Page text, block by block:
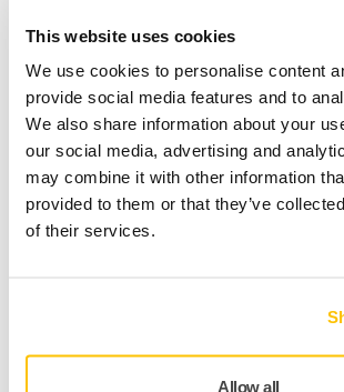
This website uses cookies
We use cookies to personalise content
provide social media features and to
We also share information about your
our social media, advertising and
may combine it with other information
provided to them or that they’ve
of their services.
Allow all
48h-72h selon la destination, et pour
à 5 jours, à compter de la date et
confirmation de commande. Les
du lundi au vendredi sauf les jours
Ceci étant, le délai de livraison e
Puis-je fixer une date de
Vous ne pouvez pas fixer votre propre
livraison, sauf si cela est proposé par le